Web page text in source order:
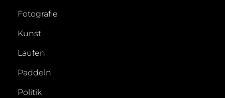
Fotografie
Kunst
Laufen
Paddeln
Politik